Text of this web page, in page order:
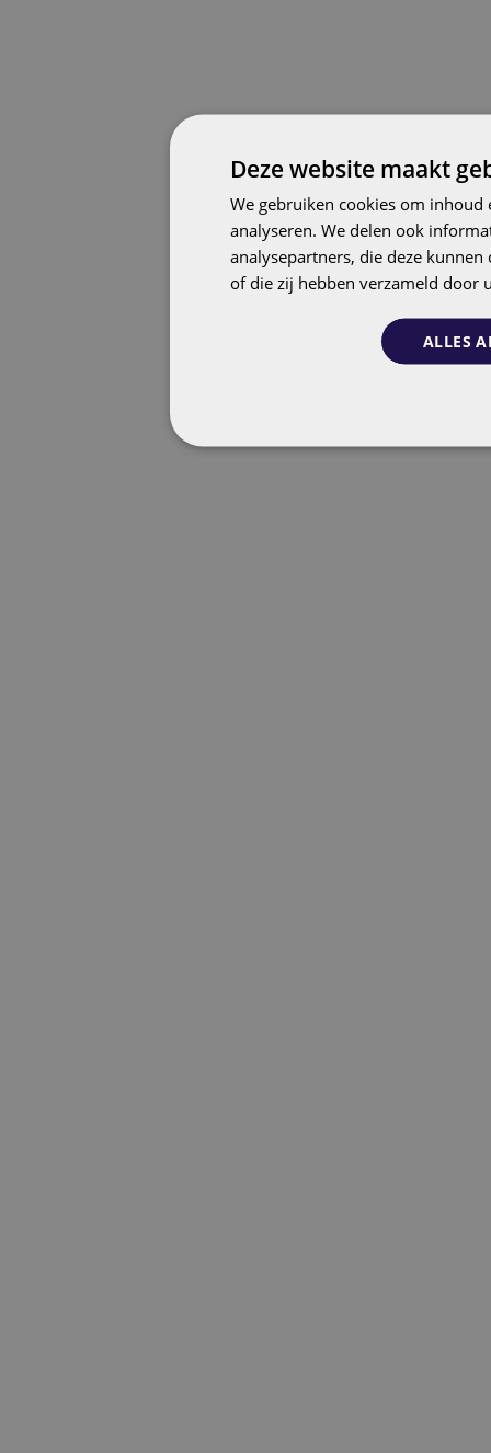
Deze website maakt
We gebruiken cookies om
analyseren. We delen ook
analysepartners, die deze
of die zij hebben verzameld door
ALLES